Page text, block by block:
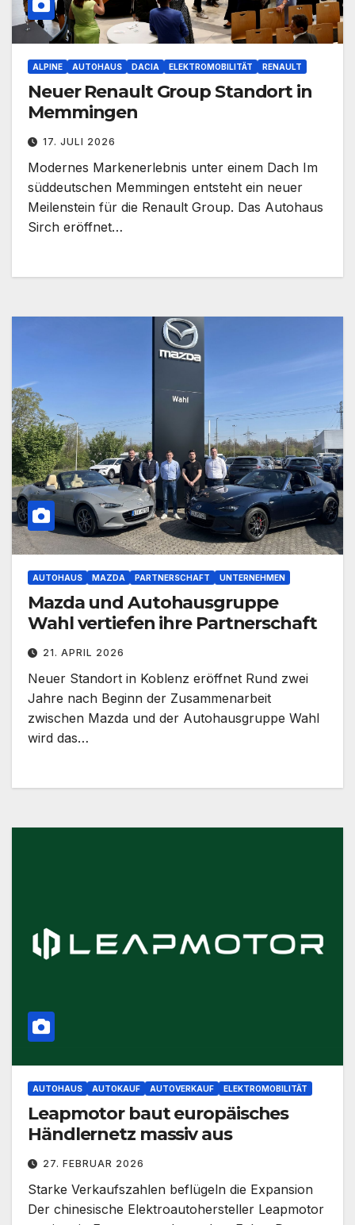
ALPINE AUTOHAUS DACIA ELEKTROMOBILITÄT RENAULT
Neuer Renault Group Standort in
Memmingen
17. JULI 2026
Modernes Markenerlebnis unter einem Dach Im
süddeutschen Memmingen entsteht ein neuer
Meilenstein für die Renault Group. Das Autohaus
Sirch eröffnet…
AUTOHAUS MAZDA PARTNERSCHAFT UNTERNEHMEN
Mazda und Autohausgruppe
Wahl vertiefen ihre Partnerschaft
21. APRIL 2026
Neuer Standort in Koblenz eröffnet Rund zwei
Jahre nach Beginn der Zusammenarbeit
zwischen Mazda und der Autohausgruppe Wahl
wird das…
AUTOHAUS AUTOKAUF AUTOVERKAUF ELEKTROMOBILITÄT
Leapmotor baut europäisches
Händlernetz massiv aus
27. FEBRUAR 2026
Starke Verkaufszahlen beflügeln die Expansion
Der chinesische Elektroautohersteller Leapmotor